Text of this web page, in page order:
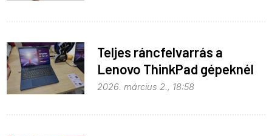
Teljes ráncfelvarrás a
Lenovo ThinkPad gépeknél
2026. március 2., 18:58